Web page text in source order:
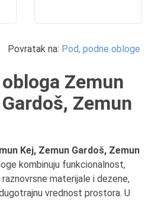
Povratak na: Pod, podne obloge
Zemun
Zemun
Kej, Zemun Gardoš, Zemun
kombinuju funkcionalnost,
materijale i dezene,
vrednost prostora. U